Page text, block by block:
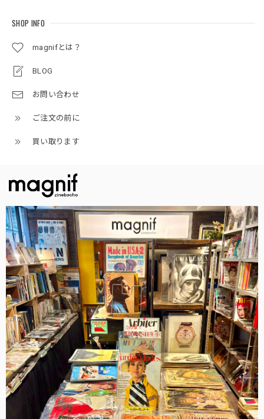
SHOP INFO
magnifとは？
BLOG
お問い合わせ
ご注文の前に
買い取ります